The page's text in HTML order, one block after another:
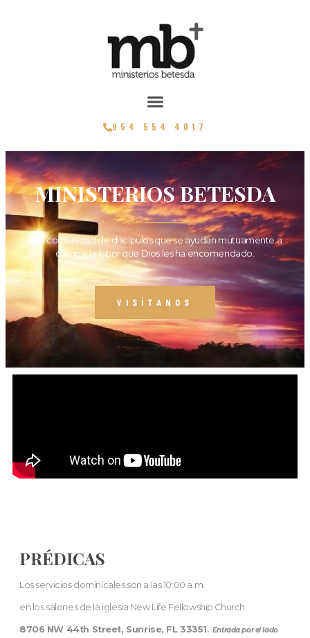
954 554 4017
MINISTERIOS BETESDA
Una comunidad de discípulos que se ayudan mutuamente a
cumplir la labor que Dios les ha encomendado.
VISÍTANOS
PRÉDICAS
Los servicios dominicales son a las 10:00 a.m.
en los salones de la iglesia New Life Fellowship Church
8706 NW 44th Street, Sunrise, FL 33351. Entrada por el lado